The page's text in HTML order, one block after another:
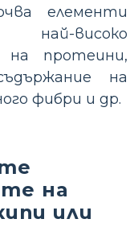
елементи
високо
на протеини,
на
фибри и др.
на
или